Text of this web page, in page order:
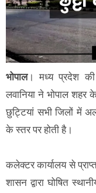
भोपाल। मध्य प्रदेश की
लवानिया ने भोपाल
छुट्टियां सभी जिलों में
के स्तर पर होती है।
कलेक्टर कार्यालय से
शासन द्वारा घोषित